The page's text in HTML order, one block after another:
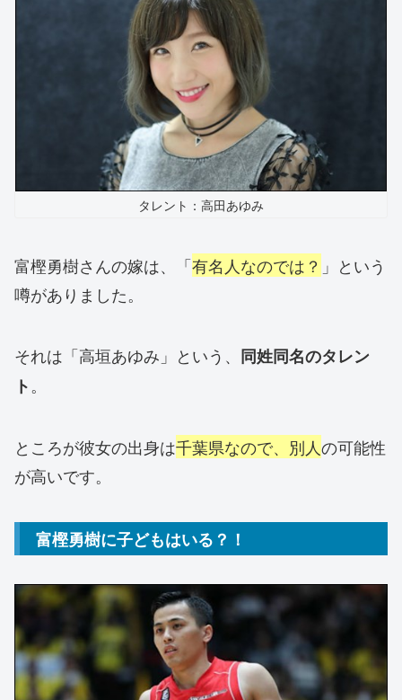
タレント：高田あゆみ
富樫勇樹さんの嫁は、「有名人なのでは？ 」という
噂がありました。
それは「高垣あゆみ」という、 同姓同名のタレン
ト。
ところが彼女の出身は千葉県なので、別人の可能性
が高いです。
富樫勇樹に子どもはいる？！